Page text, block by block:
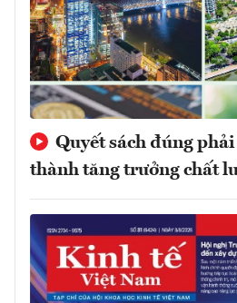
Quyết sách đúng
thành tăng trưởng chất